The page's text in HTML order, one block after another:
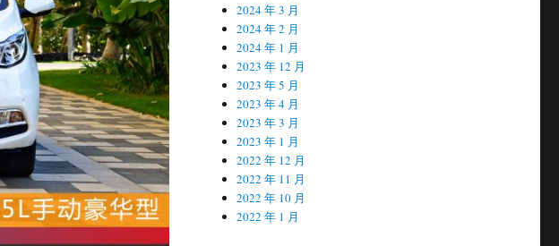
2024 年 3 月
2024 年 2 月
2024 年 1 月
2023 年 12 月
2023 年 5 月
2023 年 4 月
2023 年 3 月
2023 年 1 月
2022 年 12 月
2022 年 11 月
2022 年 10 月
2022 年 1 月